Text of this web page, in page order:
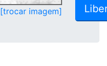
[trocar imagem]